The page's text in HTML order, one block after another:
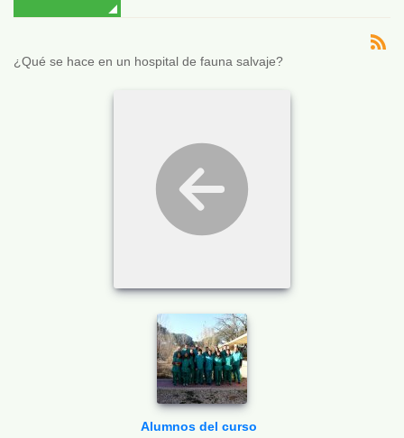
¿Qué se hace en un hospital de fauna salvaje?
Alumnos del curso